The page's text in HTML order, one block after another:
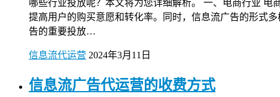
哪些行业投放呢？本文将为您详细解析。 一、电商行业 电
提高用户的购买意愿和转化率。同时，信息流广告的形式
告的重要投放…
信息流代运营 2024年3月11日
信息流广告代运营的收费方式